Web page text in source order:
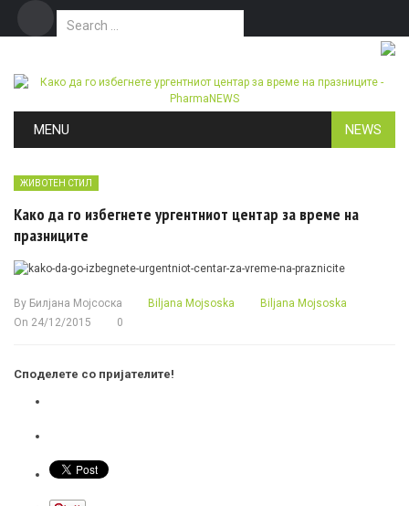
Search for:
MENU NEWS
ЖИВОТЕН СТИЛ
Како да го избегнете ургентниот центар за време на
празниците
By Билјана Мојсоска Biljana Mojsoska
Biljana Mojsoska
On 24/12/2015 0
Споделете со пријателите!